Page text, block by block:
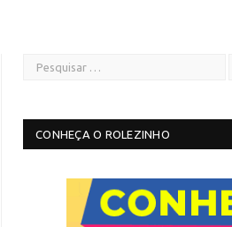
CONHEÇA O ROLEZINHO